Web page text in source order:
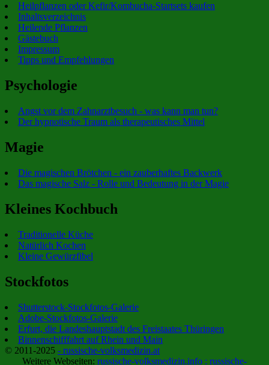
Heilpflanzen oder Kefir/Kombucha-Startsets kaufen
Inhaltsverzeichnis
Heilende Pflanzen
Gästebuch
Impressum
Tipps und Empfehlungen
Psychologie
Angst vor dem Zahnarztbesuch - was kann man tun?
Der hypnotische Traum als therapeutisches Mittel
Magie
Die magischen Brötchen - ein zauberhaftes Backwerk
Das magische Salz - Rolle und Bedeutung in der Magie
Kleines Kochbuch
Traditionelle Küche
Natürlich Kochen
Kleine Gewürzfibel
Stockfotos
Shutterstock-Stockfotos-Galerie
Adobe-Stockfotos-Galerie
Erfurt, die Landeshauptstadt des Freistaates Thüringen
Binnenschifffahrt auf Rhein und Main
© 2011-2025 - russische-volksmedizin.at
Weitere Webseiten: russische-volksmedizin.info : russische-